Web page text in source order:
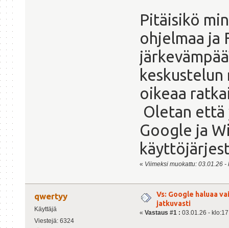
Pitäisikö
ohjelmaa ja
oikeaa
Oletan että
Google ja
« Viimeksi muokattu: 03.01.26
qwertyy
Käyttäjä
Viestejä: 6324
Vs: Google haluaa
jatkuvasti
« Vastaus #1 : 03.01.26 -